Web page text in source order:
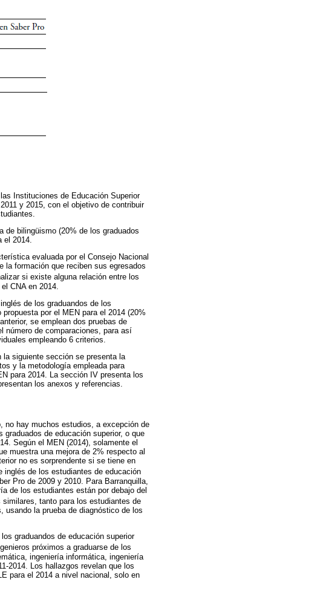
Instituciones de Educación Superior
y 2015, con el objetivo de contribuir
de bilingüismo (20% de los graduados
el 2014.
evaluada por el Consejo Nacional
la formación que reciben sus egresados
si existe alguna relación entre los
CNA en 2014.
de los graduandos de los
por el MEN para el 2014 (20%
se emplean dos pruebas de
número de comparaciones, para así
empleando 6 criterios.
siguiente sección se presenta la
y la metodología empleada para
para 2014. La sección IV presenta los
los anexos y referencias.
no hay muchos estudios, a excepción de
de educación superior, o que
Según el MEN (2014), solamente el
muestra una mejora de 2% respecto al
no es sorprendente si se tiene en
inglés de los estudiantes de educación
Pro de 2009 y 2010. Para Barranquilla,
de los estudiantes están por debajo del
similares, tanto para los estudiantes de
usando la prueba de diagnóstico de los
graduandos de educación superior
próximos a graduarse de los
ingeniería informática, ingeniería
2014. Los hallazgos revelan que los
para el 2014 a nivel nacional, solo en